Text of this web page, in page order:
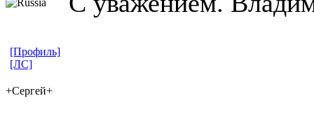
[Профиль]
[ЛС]
+Сергей+